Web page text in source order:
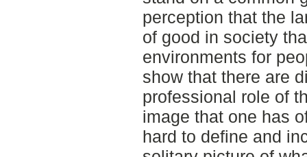
perception that the
of good in society
environments for
show that there are
professional role of
image that one has
hard to define and